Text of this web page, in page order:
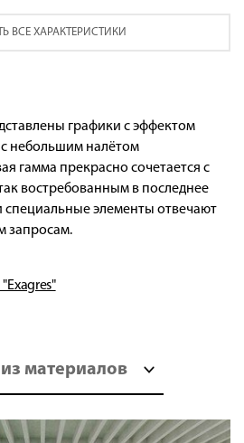
ВСЕ ХАРАКТЕРИСТИКИ
графики с эффектом
небольшим налётом
гамма прекрасно сочетается с
востребованным в последнее
элементы отвечают
запросам.
материалов